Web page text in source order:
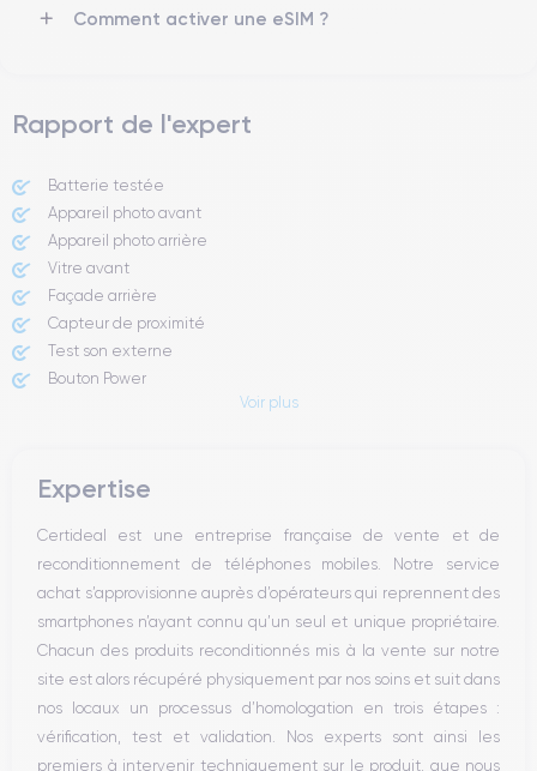
Comment activer une eSIM ?
Rapport de l'expert
Batterie testée
Appareil photo avant
Appareil photo arrière ​
Vitre avant ​
Façade arrière
Capteur de proximité
Test son externe
Bouton Power
Haut parleur
Bouton Home
Bluetooth
WiFi
Réseau
Vibreur
Prise USB
Voir plus
Expertise
Certideal est une entreprise française de vente et de
reconditionnement de téléphones mobiles. Notre service
achat s’approvisionne auprès d’opérateurs qui reprennent des
smartphones n’ayant connu qu’un seul et unique propriétaire.
Chacun des produits reconditionnés mis à la vente sur notre
site est alors récupéré physiquement par nos soins et suit dans
nos locaux un processus d’homologation en trois étapes :
vérification, test et validation. Nos experts sont ainsi les
premiers à intervenir techniquement sur le produit, que nous